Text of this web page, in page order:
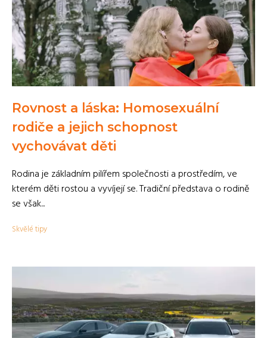
Rovnost a láska: Homosexuální
rodiče a jejich schopnost
vychovávat děti
Rodina je základním pilířem společnosti a prostředím, ve
kterém děti rostou a vyvíjejí se. Tradiční představa o rodině
se však...
Skvělé tipy